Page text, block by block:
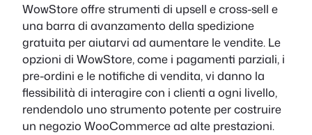
WowStore offre strumenti di upsell e cross-sell e
una barra di avanzamento della spedizione
gratuita per aiutarvi ad aumentare le vendite. Le
opzioni di WowStore, come i pagamenti parziali, i
pre-ordini e le notifiche di vendita, vi danno la
flessibilità di interagire con i clienti a ogni livello,
rendendolo uno strumento potente per costruire
un negozio WooCommerce ad alte prestazioni.